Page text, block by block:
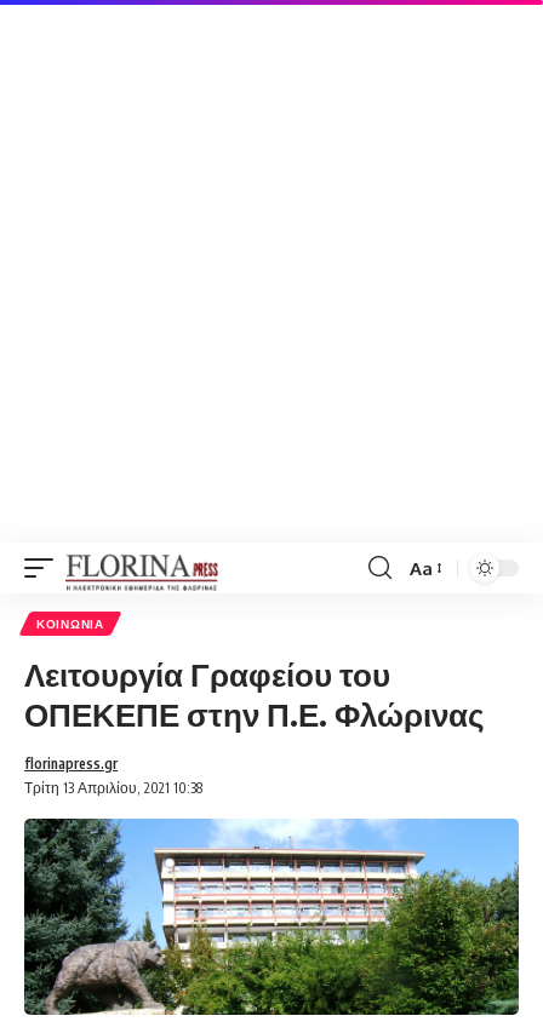
Font
Aa
ΚΟΙΝΩΝΊΑ
Λειτουργία Γραφείου του
ΟΠΕΚΕΠΕ στην Π.Ε. Φλώρινας
Τρίτη 13 Απριλίου, 2021 10:38
florinapress.gr